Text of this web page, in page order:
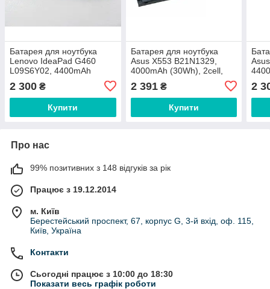
Батарея для ноутбука
Lenovo IdeaPad G460
L09S6Y02, 4400mAh
(48Wh), 6cell, 11.1V, Li-ion,
чорна, ОРИГІНАЛЬНА
2 300 ₴
Купити
Батарея для ноутбука
Asus X553 B21N1329,
4000mAh (30Wh), 2cell,
ОРИГІНАЛЬНА
2 391₴
Купити
2
Про нас
99% позитивних з 148 відгуків за рік
Працює з 19.12.2014
м. Київ
Берестейський проспект, 67, корпус G, 3-й вхід, оф. 115,
Київ, Україна
Контакти
Сьогодні працює з 10:00 до 18:30
Показати весь графік роботи